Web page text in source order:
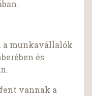
munkavállalók
és
vannak a